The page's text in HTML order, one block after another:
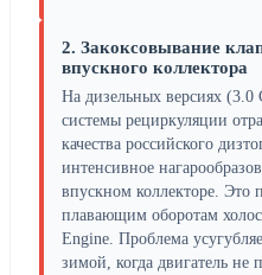
2. Закоксовывание
впускного коллектора
На дизельных версиях
системы рециркуляции
качества российского
интенсивное
впускном коллекторе. Это
плавающим оборотам
Engine. Проблема
зимой, когда двигатель не